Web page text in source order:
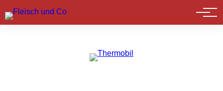
Marktführer